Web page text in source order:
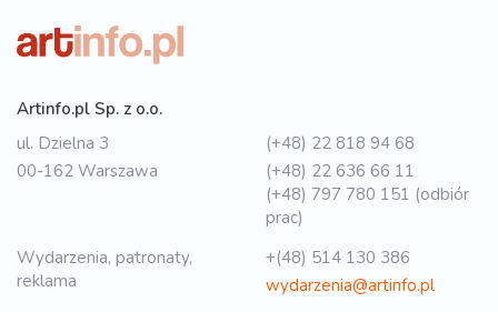
Artinfo.pl Sp. z o.o.
ul. Dzielna 3
00-162 Warszawa
(+48) 22 818 94 68
(+48) 22 636 66 11
(+48) 797 780 151 (odbiór
prac)
Wydarzenia, patronaty,
reklama
+(48) 514 130 386
wydarzenia@artinfo.pl